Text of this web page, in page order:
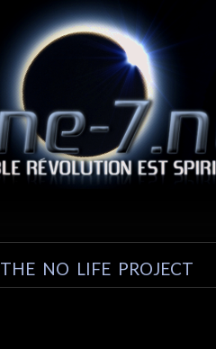
THE NO LIFE PROJECT